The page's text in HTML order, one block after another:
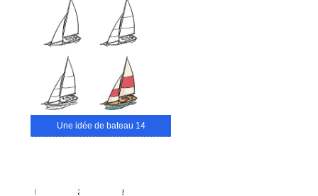
Une idée de bateau 14